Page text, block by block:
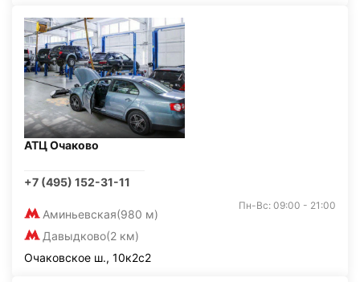
АТЦ Очаково
+7 (495) 152-31-11
Аминьевская(980 м)
Давыдково(2 км)
Пн-Вс: 09:00 - 21:00
Очаковское ш., 10к2с2